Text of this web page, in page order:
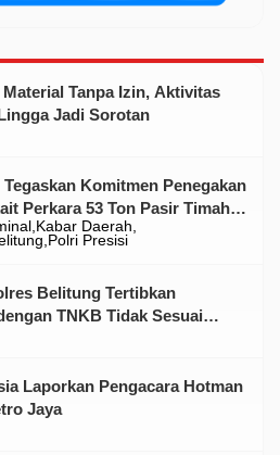
Tanpa Izin, Aktivitas
Jadi Sorotan
Kabar Daerah
Polri Presisi
Komitmen Penegakan
Perkara 53 Ton Pasir Timah
Belitung Tertibkan
TNKB Tidak Sesuai
Laporkan Pengacara Hotman
Jaya